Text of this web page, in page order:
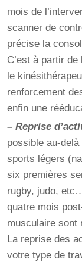
mois de
scanner de
précise la
C’est à partir
le
renforcement
enfin une
–Reprise
possible au-
sports légers
six premières
rugby, judo,
quatre mois
musculaire sont
La reprise des
votre type de